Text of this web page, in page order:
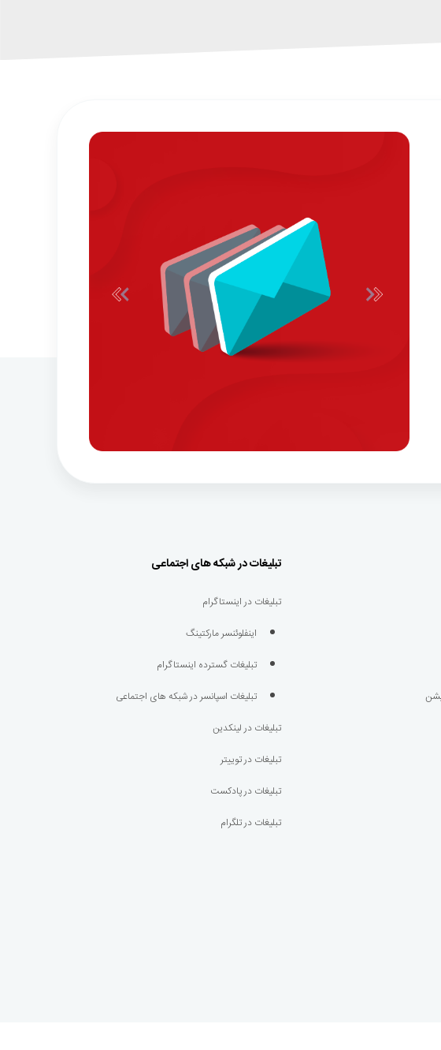
تبلیغات در شبکه های اجتماعی
تبلیغات در اینستاگرام
اینفلوئنسر مارکتینگ
تبلیغات گسترده اینستاگرام
تبلیغات اسپانسر در شبکه های اجتماعی
تبلیغات در لینکدین
تبلیغات در توییتر
تبلیغات در پادکست
تبلیغات در تلگرام